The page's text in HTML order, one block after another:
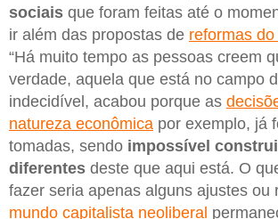
sociais que foram feitas até o
ir além das propostas de reformas
“Há muito tempo as pessoas creem
verdade, aquela que está no campo
indecidível, acabou porque as
natureza econômica por exemplo, já
tomadas, sendo impossível
diferentes deste que aqui está. O
fazer seria apenas alguns ajustes ou
mundo capitalista neoliberal